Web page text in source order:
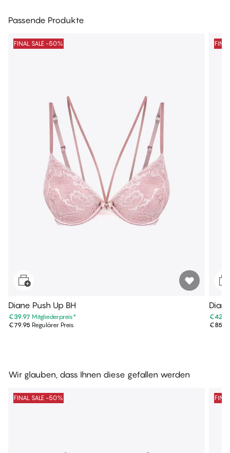
Passende Produkte
FINAL SALE -50%
Diane Push Up BH
€39.97 Mitgliederpreis*
€79.95 Regulärer Preis
Wir glauben, dass Ihnen diese gefallen werden
FINAL SALE -50%